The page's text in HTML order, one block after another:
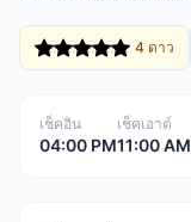
4 ดาว
เช็คอิน
04:00 PM
เช็คเอาต์
11:00 AM